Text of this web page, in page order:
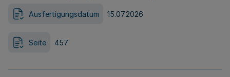
Ausfertigungsdatum 15.07.2026
Seite 457